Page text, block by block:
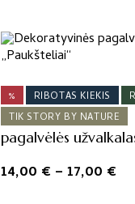
% RIBOTAS KIEKIS
TIK STORY BY NATURE
pagalvėlės
14,00 € – 17,00 €